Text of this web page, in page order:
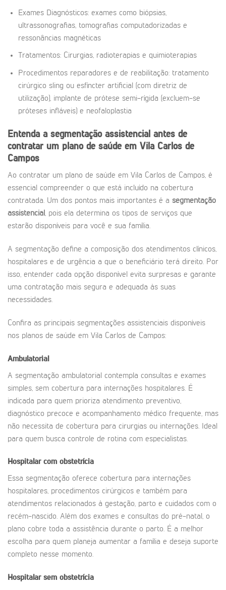
Exames Diagnósticos: exames como biópsias,
ultrassonografias, tomografias computadorizadas e
ressonâncias magnéticas
Tratamentos: Cirurgias, radioterapias e quimioterapias
Procedimentos reparadores e de reabilitação: tratamento
cirúrgico sling ou esfíncter artificial (com diretriz de
utilização), implante de prótese semi-rígida (excluem-se
próteses infláveis) e neofaloplastia
Entenda a segmentação assistencial antes de
contratar um plano de saúde em Vila Carlos de
Campos
Ao contratar um plano de saúde em Vila Carlos de Campos, é
essencial compreender o que está incluído na cobertura
contratada. Um dos pontos mais importantes é a segmentação
assistencial, pois ela determina os tipos de serviços que
estarão disponíveis para você e sua família.
A segmentação define a composição dos atendimentos clínicos,
hospitalares e de urgência a que o beneficiário terá direito. Por
isso, entender cada opção disponível evita surpresas e garante
uma contratação mais segura e adequada às suas
necessidades.
Confira as principais segmentações assistenciais disponíveis
nos planos de saúde em Vila Carlos de Campos:
Ambulatorial
A segmentação ambulatorial contempla consultas e exames
simples, sem cobertura para internações hospitalares. É
indicada para quem prioriza atendimento preventivo,
diagnóstico precoce e acompanhamento médico frequente, mas
não necessita de cobertura para cirurgias ou internações. Ideal
para quem busca controle de rotina com especialistas.
Hospitalar com obstetrícia
Essa segmentação oferece cobertura para internações
hospitalares, procedimentos cirúrgicos e também para
atendimentos relacionados à gestação, parto e cuidados com o
recém-nascido. Além dos exames e consultas do pré-natal, o
plano cobre toda a assistência durante o parto. É a melhor
escolha para quem planeja aumentar a família e deseja suporte
completo nesse momento.
Hospitalar sem obstetrícia